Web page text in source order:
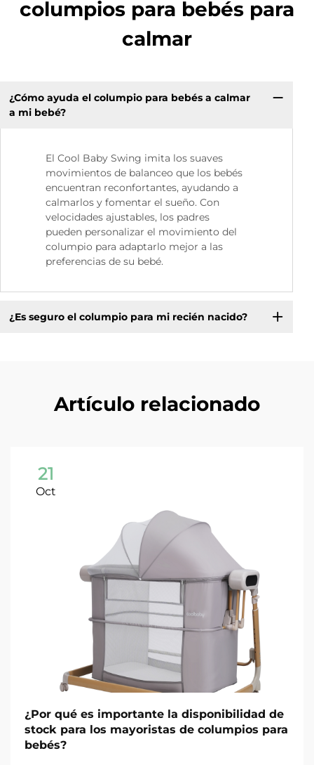
columpios para bebés para
calmar
¿Cómo ayuda el columpio para bebés a calmar
a mi bebé?
El Cool Baby Swing imita los suaves
movimientos de balanceo que los bebés
encuentran reconfortantes, ayudando a
calmarlos y fomentar el sueño. Con
velocidades ajustables, los padres
pueden personalizar el movimiento del
columpio para adaptarlo mejor a las
preferencias de su bebé.
¿Es seguro el columpio para mi recién nacido?
Artículo relacionado
21
Oct
¿Por qué es importante la disponibilidad de
stock para los mayoristas de columpios para
bebés?